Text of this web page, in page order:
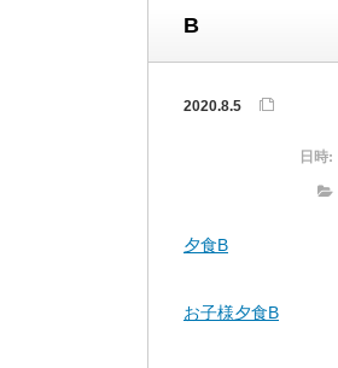
B
2020.8.5
日時:
夕食B
お子様夕食B